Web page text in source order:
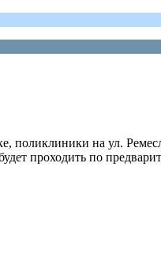
поликлиники на ул.
проходить по